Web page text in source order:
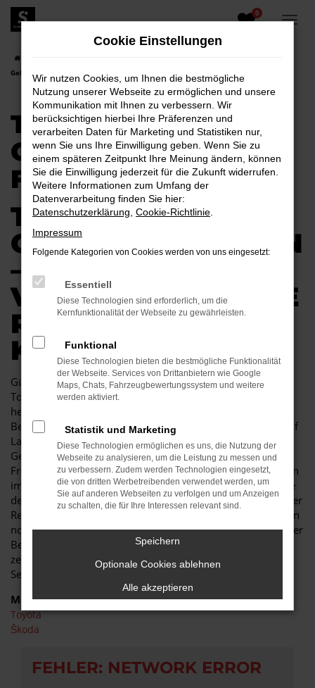
Zum
Hauptinhalt
0
Gebrauchtwagen für Kamenz
TOYOTA RAV 4
GEBRAUCHTWAGEN
FÜR KAMENZ
TOYOTA RAV 4
GEBRAUCHTWAGEN
–
VERTRAUENSVOLLE
R AUTOKAUF IN
KAMENZ
Günstige Mobilität in Kamenz kann so einfach sein. Ein
Toyota RAV 4 Gebrauchtwagen besticht durch seine
herausragende Qualität und erweist sich als jahrelanger
Begleiter. Sowohl im Stadtverkehr von Kamenz als auch auf
Landstraße und Autobahn ist der Toyota RAV 4
Gebrauchtwagen eine perfekte Lösung und wird Ihnen viel
Freude bereiten. Unser Autohaus ist seit mehr als 30 Jahren
im Geschäft. Wir sind nicht nur Experten für Fahrzeuge wie
den Toyota RAV 4 Gebrauchtwagen, sondern auch tief in der
Region Kamenz verankert. In unserem Unternehmen zählen
noch Werte wie Vertrauen und Kundennähe, was Sie in jeder
Beratung im positivsten Sinne erfahren. Des Weiteren
zeichnen wir uns durch ein breites Fahrzeug- und
Serviceangebot und günstige Preise
Marken
Toyota
Škoda
FEHLER: NETWORK ERROR
Cookie Einstellungen
Wir nutzen Cookies, um Ihnen die bestmögliche
Nutzung unserer Webseite zu ermöglichen und unsere
Kommunikation mit Ihnen zu verbessern. Wir
berücksichtigen hierbei Ihre Präferenzen und
verarbeiten Daten für Marketing und Statistiken nur,
wenn Sie uns Ihre Einwilligung geben. Wenn Sie zu
einem späteren Zeitpunkt Ihre Meinung ändern, können
Sie die Einwilligung jederzeit für die Zukunft widerrufen.
Weitere Informationen zum Umfang der
Datenverarbeitung finden Sie hier:
Datenschutzerklärung Cookie-Richtlinie
Impressum
Folgende Kategorien von Cookies werden von uns eingesetzt:
Essentiell
Diese Technologien sind erforderlich, um die
Kernfunktionalität der Webseite zu gewährleisten.
Funktional
Diese Technologien bieten die bestmögliche Funktionalität
der Webseite. Services von Drittanbietern wie Google
Maps, Chats, Fahrzeugbewertungssystem und weitere
werden aktiviert.
Statistik und Marketing
Diese Technologien ermöglichen es uns, die Nutzung der
Webseite zu analysieren, um die Leistung zu messen und
zu verbessern. Zudem werden Technologien eingesetzt,
die von dritten Werbetreibenden verwendet werden, um
Sie auf anderen Webseiten zu verfolgen und um Anzeigen
zu schalten, die für Ihre Interessen relevant sind.
Speichern
Optionale Cookies ablehnen
Alle akzeptieren